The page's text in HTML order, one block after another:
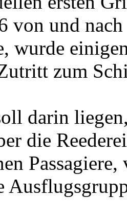
von und
wurde
zum
darin
die